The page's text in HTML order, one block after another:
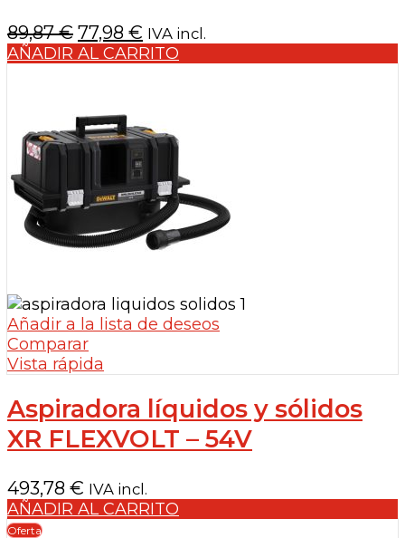
89,87€ El
precio
89,87 €.
77,98 € El
precio
IVA incl.
AÑADIR AL CARRITO
Añadir a la lista de deseos
Comparar
Vista rápida
Aspiradora líquidos y sólidos
XR FLEXVOLT – 54V
493,78 € IVA incl.
AÑADIR AL CARRITO
Oferta